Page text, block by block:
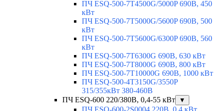
ПЧ ESQ-500-7T4500G/5000P 690В, 450
кВт
ПЧ ESQ-500-7T5000G/5600P 690В, 500
кВт
ПЧ ESQ-500-7T5600G/6300P 690В, 560
кВт
ПЧ ESQ-500-7T6300G 690В, 630 кВт
ПЧ ESQ-500-7T8000G 690В, 800 кВт
ПЧ ESQ-500-7T10000G 690В, 1000 кВт
ПЧ ESQ-500-4T3150G/3550P
315/355кВт 380-460В
ПЧ ESQ-600 220/380В, 0,4-55 кВт
▼